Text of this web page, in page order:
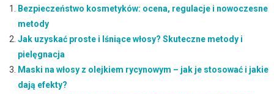
Bezpieczeństwo kosmetyków: ocena, regulacje i nowoczesne
metody
Jak uzyskać proste i lśniące włosy? Skuteczne metody i
pielęgnacja
Maski na włosy z olejkiem rycynowym – jak je stosować i jakie
dają efekty?